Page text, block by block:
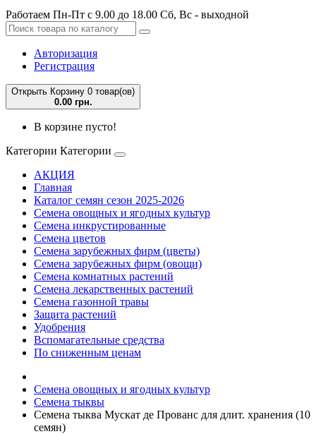
Работаем Пн-Пт с 9.00 до 18.00 Сб, Вс - выходной
Авторизация
Регистрация
Открыть Корзину 0 товар(ов)
0.00 грн.
В корзине пусто!
Категории Категории
АКЦИЯ
Главная
Каталог семян сезон 2025-2026
Семена овощных и ягодных культур
Семена инкрустированные
Семена цветов
Семена зарубежных фирм (цветы)
Семена зарубежных фирм (овощи)
Семена комнатных растений
Семена лекарственных растений
Семена газонной травы
Защита растений
Удобрения
Вспомагательные средства
По сниженным ценам
Семена овощных и ягодных культур
Семена тыквы
Семена тыква Мускат де Прованс для длит. хранения (10
семян)